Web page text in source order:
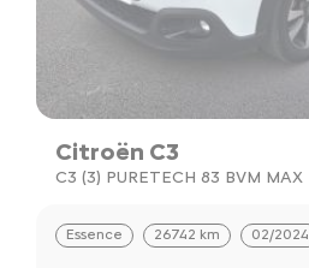
Citroën C3
C3 (3) PURETECH 83 BVM MAX
Essence 26742 km 02/2024